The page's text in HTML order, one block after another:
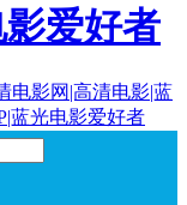
影爱好者